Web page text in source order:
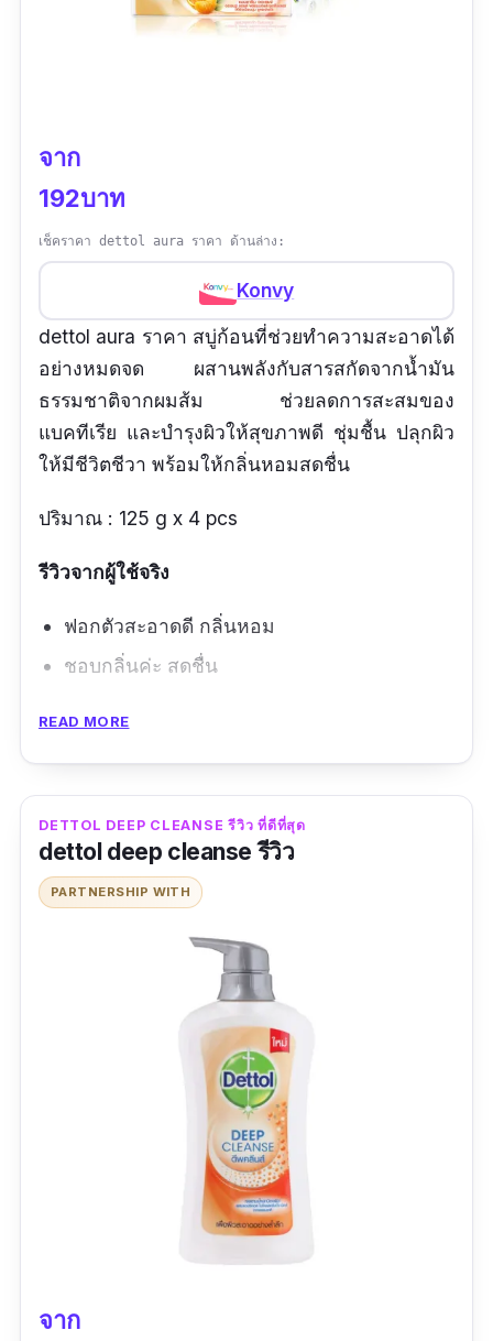
จาก
192บาท
เช็คราคา dettol aura ราคา ด้านล่าง:
Konvy
dettol aura ราคา สบู่ก้อนที่ช่วยทำความสะอาดได้
อย่างหมดจด ผสานพลังกับสารสกัดจากน้ำมัน
ธรรมชาติจากผมส้ม ช่วยลดการสะสมของ
แบคทีเรีย และบำรุงผิวให้สุขภาพดี ชุ่มชื้น ปลุกผิว
ให้มีชีวิตชีวา พร้อมให้กลิ่นหอมสดชื่น
ปริมาณ : 125 g x 4 pcs
รีวิวจากผู้ใช้จริง
ฟอกตัวสะอาดดี กลิ่นหอม
ชอบกลิ่นค่ะ สดชื่น
ข้อดี
มีสารสกัดจากธรรมชาติ
กลิ่นหอม
ข้อเสีย
READ MORE
DETTOL DEEP CLEANSE รีวิว ที่ดีที่สุด
dettol deep cleanse รีวิว
PARTNERSHIP WITH
จาก